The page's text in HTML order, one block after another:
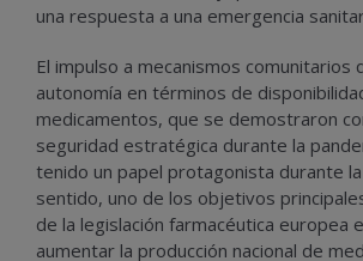
una respuesta a una emergencia
El impulso a mecanismos comunitarios
autonomía en términos de
medicamentos, que se demostraron
seguridad estratégica durante la
tenido un papel protagonista durante
sentido, uno de los objetivos
de la legislación farmacéutica europea
aumentar la producción nacional de